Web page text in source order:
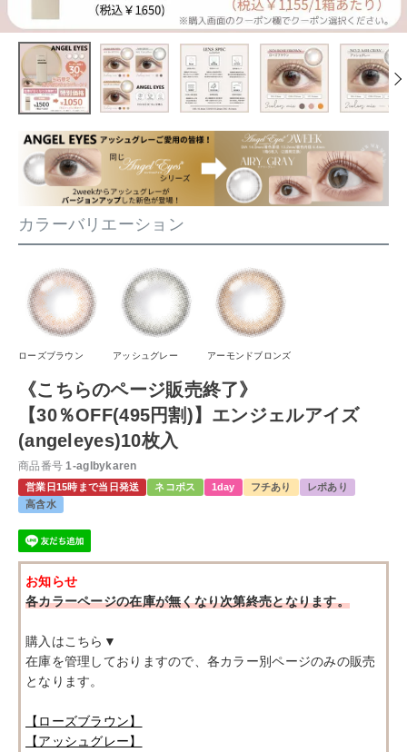
カラーバリエーション
ローズブラウン アッシュグレー アーモンドブロンズ
《こちらのページ販売終了》
【30％OFF(495円割)】エンジェルアイズ
(angeleyes)10枚入
商品番号 1-aglbykaren
営業日15時まで当日発送 ネコポス 1day フチあり
レポあり
高含水
お知らせ
各カラーページの在庫が無くなり次第終売となります。
購入はこちら▼
在庫を管理しておりますので、各カラー別ページのみの販売
となります。
【ローズブラウン】
【アッシュグレー】